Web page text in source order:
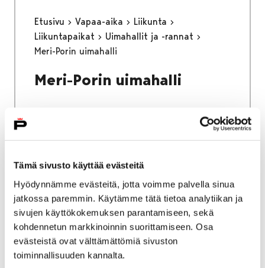
Tämä sivusto käyttää evästeitä
Hyödynnämme evästeitä, jotta voimme palvella sinua
jatkossa paremmin. Käytämme tätä tietoa analytiikan ja
sivujen käyttökokemuksen parantamiseen, sekä
kohdennetun markkinoinnin suorittamiseen. Osa
evästeistä ovat välttämättömiä sivuston
toiminnallisuuden kannalta.
Etusivu Vapaa-aika
Liikunta
Liikuntapaikat
Uimahallit ja -rannat
Meri-Porin uimahalli
Meri-Porin uimahalli
Etusivu Vapaa-aika
Nuoret
Yksityinen: LähiTapiola 140 vuotta -
harrastustoiminta
Toimintaa peruskouluikäisille
Toimintaa